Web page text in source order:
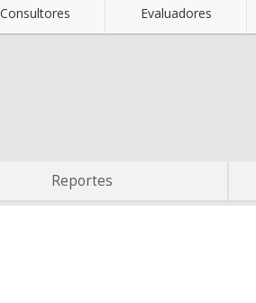
Consultores Evaluadores
Reportes